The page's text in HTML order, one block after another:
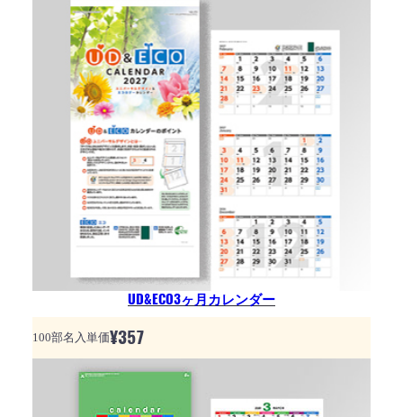
UD&ECO3ヶ月カレンダー
100部名入単価¥357